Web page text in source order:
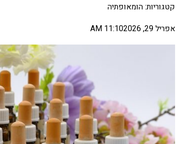
קטגוריות:הומאופתיה
אפריל 29, 2026
11:10 AM